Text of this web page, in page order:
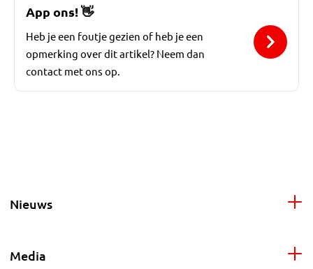
App ons!👋
Heb je een foutje gezien of heb je een
opmerking over dit artikel? Neem dan
contact met ons op.
Nieuws
Media